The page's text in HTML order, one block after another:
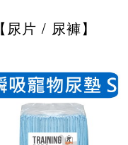
【尿片 / 尿褲】